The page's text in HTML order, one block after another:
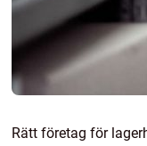
Rätt företag för